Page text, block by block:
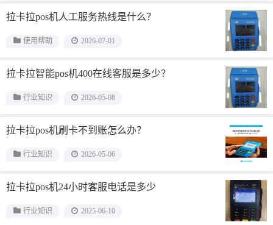
拉卡拉pos机人工服务热线是什么？
使用帮助 2026-07-01
拉卡拉智能pos机400在线客服是多少？
行业知识 2026-05-08
拉卡拉pos机刷卡不到账怎么办？
行业知识 2026-05-06
拉卡拉pos机24小时客服电话是多少
行业知识 2025-06-10